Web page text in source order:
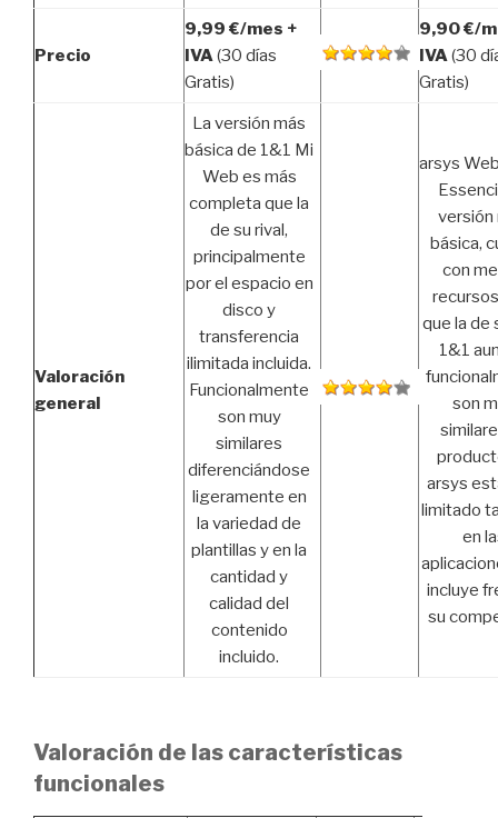
Precio
9,99 €/mes +
IVA(30 días
Gratis)
9,90 €/
IVA(30
Gratis)
Valoración
general
La versión más
básica de 1&1 Mi
Web es más
completa que la
de su rival,
principalmente
por el espacio en
disco y
transferencia
ilimitada incluida.
Funcionalmente
son muy
similares
diferenciándose
ligeramente en
la variedad de
plantillas y en la
cantidad y
calidad del
contenido
incluido.
arsys
versión
básica,
con
que la de
1&1
son
arsys
limitado
en
incluye
su
Valoración de las características
funcionales